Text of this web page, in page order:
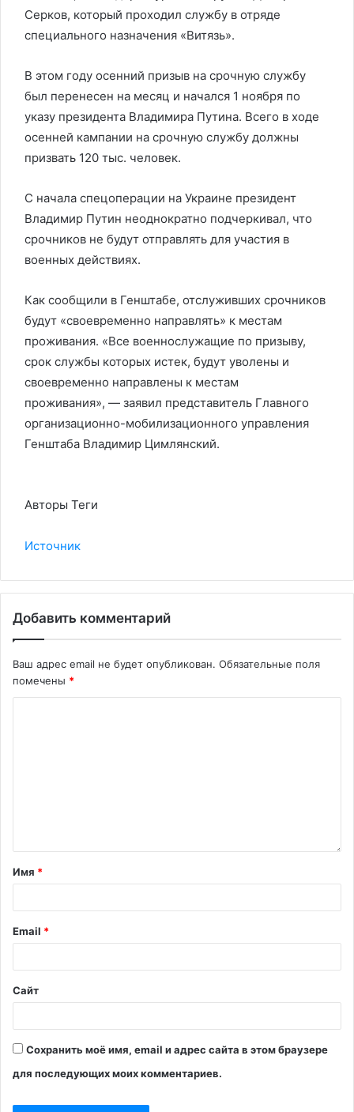
Серков, который проходил службу в отряде
специального назначения «Витязь».
В этом году осенний призыв на срочную службу
был перенесен на месяц и начался 1 ноября по
указу президента Владимира Путина. Всего в ходе
осенней кампании на срочную службу должны
призвать 120 тыс. человек.
С начала спецоперации на Украине президент
Владимир Путин неоднократно подчеркивал, что
срочников не будут отправлять для участия в
военных действиях.
Как сообщили в Генштабе, отслуживших срочников
будут «своевременно направлять» к местам
проживания. «Все военнослужащие по призыву,
срок службы которых истек, будут уволены и
своевременно направлены к местам
проживания», — заявил представитель Главного
организационно-мобилизационного управления
Генштаба Владимир Цимлянский.
Авторы Теги
Источник
Добавить комментарий
Ваш адрес email не будет опубликован. Обязательные поля
помечены *
Имя *
Email *
Сайт
Сохранить моё имя, email и адрес сайта в этом браузере
для последующих моих комментариев.